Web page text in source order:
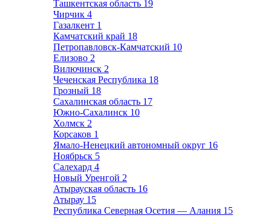
Ташкентская область 19
Чирчик 4
Газалкент 1
Камчатский край 18
Петропавловск-Камчатский 10
Елизово 2
Вилючинск 2
Чеченская Республика 18
Грозный 18
Сахалинская область 17
Южно-Сахалинск 10
Холмск 2
Корсаков 1
Ямало-Ненецкий автономный округ 16
Ноябрьск 5
Салехард 4
Новый Уренгой 2
Атырауская область 16
Атырау 15
Республика Северная Осетия — Алания 15